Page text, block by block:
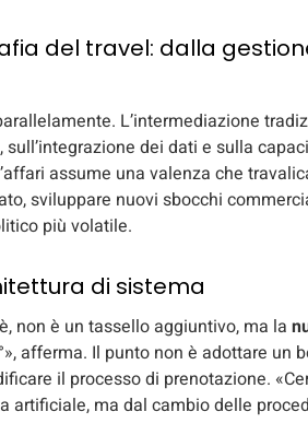
del travel: dalla
L’intermediazione
dei dati e sulla
assume una valenza che
sviluppare nuovi sbocchi
più volatile.
di sistema
non è un tassello aggiuntivo, ma la
afferma. Il punto non è adottare un
il processo di prenotazione.
artificiale, ma dal cambio delle